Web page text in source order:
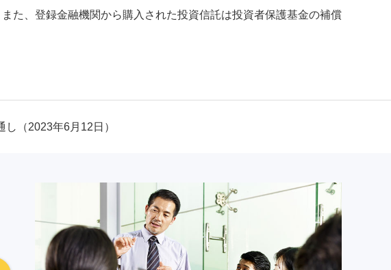
た、登録金融機関から購入された投資信託は投資者保護基金の補償
し（2023年6月12日）